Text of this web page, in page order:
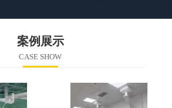
案例展示
CASE SHOW